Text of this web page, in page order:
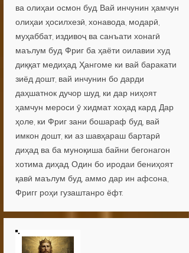
ва олиҳаи осмон буд. Вай инчунин ҳамчун
олиҳаи ҳосилхезӣ, хонавода, модарӣ,
муҳаббат, издивоҷ ва санъати хонагӣ
маълум буд. Фриг ба ҳаёти оилавии худ
диққат медиҳад. Ҳангоме ки вай баракати
зиёд дошт, вай инчунин бо дарди
даҳшатнок дучор шуд, ки дар ниҳоят
ҳамчун мероси ӯ хидмат хоҳад кард. Дар
ҳоле, ки Фриг зани бошараф буд, вай
имкон дошт, ки аз шавҳараш бартарӣ
диҳад ва ба муноқиша байни бегонагон
хотима диҳад. Один бо иродаи бениҳоят
қавӣ маълум буд, аммо дар ин афсона,
Фригг роҳи гузаштанро ёфт.